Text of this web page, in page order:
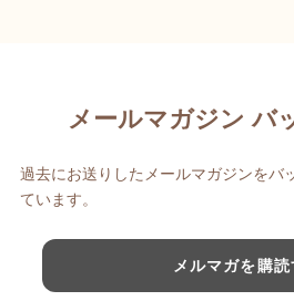
メールマガジン バ
過去にお送りしたメールマガジンをバ
ています。
メルマガを購読